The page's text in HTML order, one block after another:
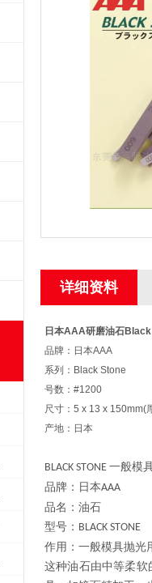
详细资料
日本AAA研磨油石
品牌：日本AAA
系列：Black Stone
号数：#1200
尺寸：5 x 13 x 150mm(
产地：日本
BLACK STONE 一般模
品牌：日本AAA
品名：油石
型号： BLACK STONE
作用：一般模具抛光
这种油石由中等柔软